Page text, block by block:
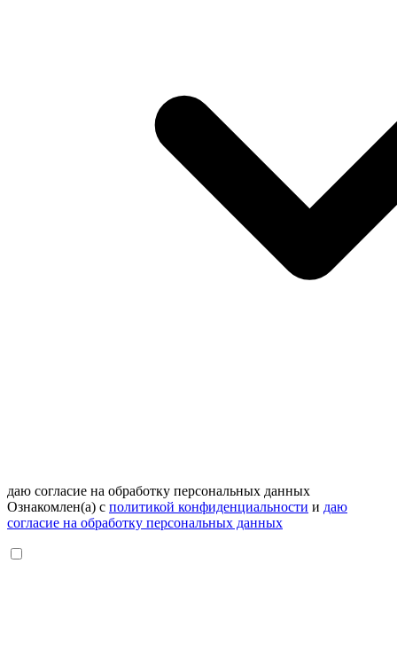
даю согласие на обработку персональных данных
Ознакомлен(а) с политикой конфиденциальности и даю
согласие на обработку персональных данных